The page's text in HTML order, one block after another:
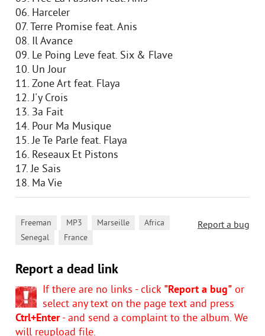
06. Harceler
07. Terre Promise feat. Anis
08. Il Avance
09. Le Poing Leve feat. Six & Flave
10. Un Jour
11. Zone Art feat. Flaya
12. J'y Crois
13. Зa Fait
14. Pour Ma Musique
15. Je Te Parle feat. Flaya
16. Reseaux Et Pistons
17. Je Sais
18. Ma Vie
Report a bug
Freeman MP3 Marseille Africa
Senegal France
Report a dead link
If there are no links - click "Report a bug" or
select any text on the page text and press
Ctrl+Enter- and send a complaint to the album. We
will reupload file.